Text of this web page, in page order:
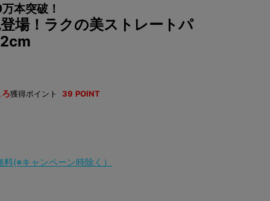
本突破！
場！ラクの美ストレートパ
獲得ポイント 39 POINT
(※キャンペーン時除く）